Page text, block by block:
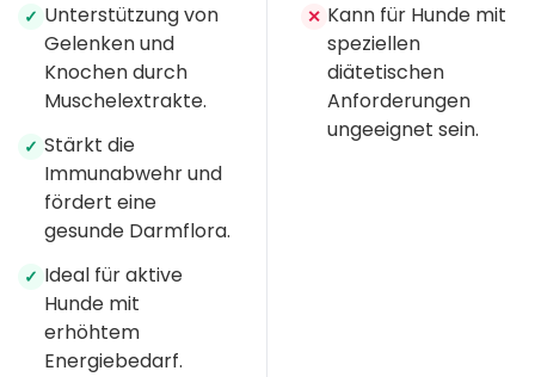
✓ Unterstützung von
Gelenken und
Knochen durch
Muschelextrakte.
✓ Stärkt die
Immunabwehr und
fördert eine
gesunde Darmflora.
✓ Ideal für aktive
Hunde mit
erhöhtem
Energiebedarf.
✕ Kann für Hunde mit
speziellen
diätetischen
Anforderungen
ungeeignet sein.